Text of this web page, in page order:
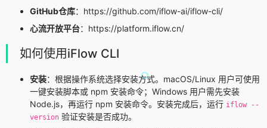
GitHub仓库：https://github.com/iflow-ai/iflow-cli/
心流开放平台：https://platform.iflow.cn/
如何使用iFlow CLI
安装：根据操作系统选择安装方式。macOS/Linux 用户可使用
一键安装脚本或 npm 安装命令；Windows 用户需先安装
Node.js，再运行 npm 安装命令。安装完成后，运行 iflow --
version 验证安装是否成功。